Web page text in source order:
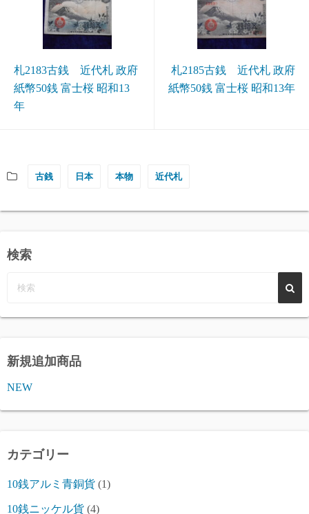
札2183古銭 近代札 政府
紙幣50銭 富士桜 昭和13
年
札2185古銭 近代札 政府
紙幣50銭 富士桜 昭和13年
古銭 日本 本物 近代札
検索
新規追加商品
NEW
カテゴリー
10銭アルミ青銅貨 (1)
10銭ニッケル貨 (4)